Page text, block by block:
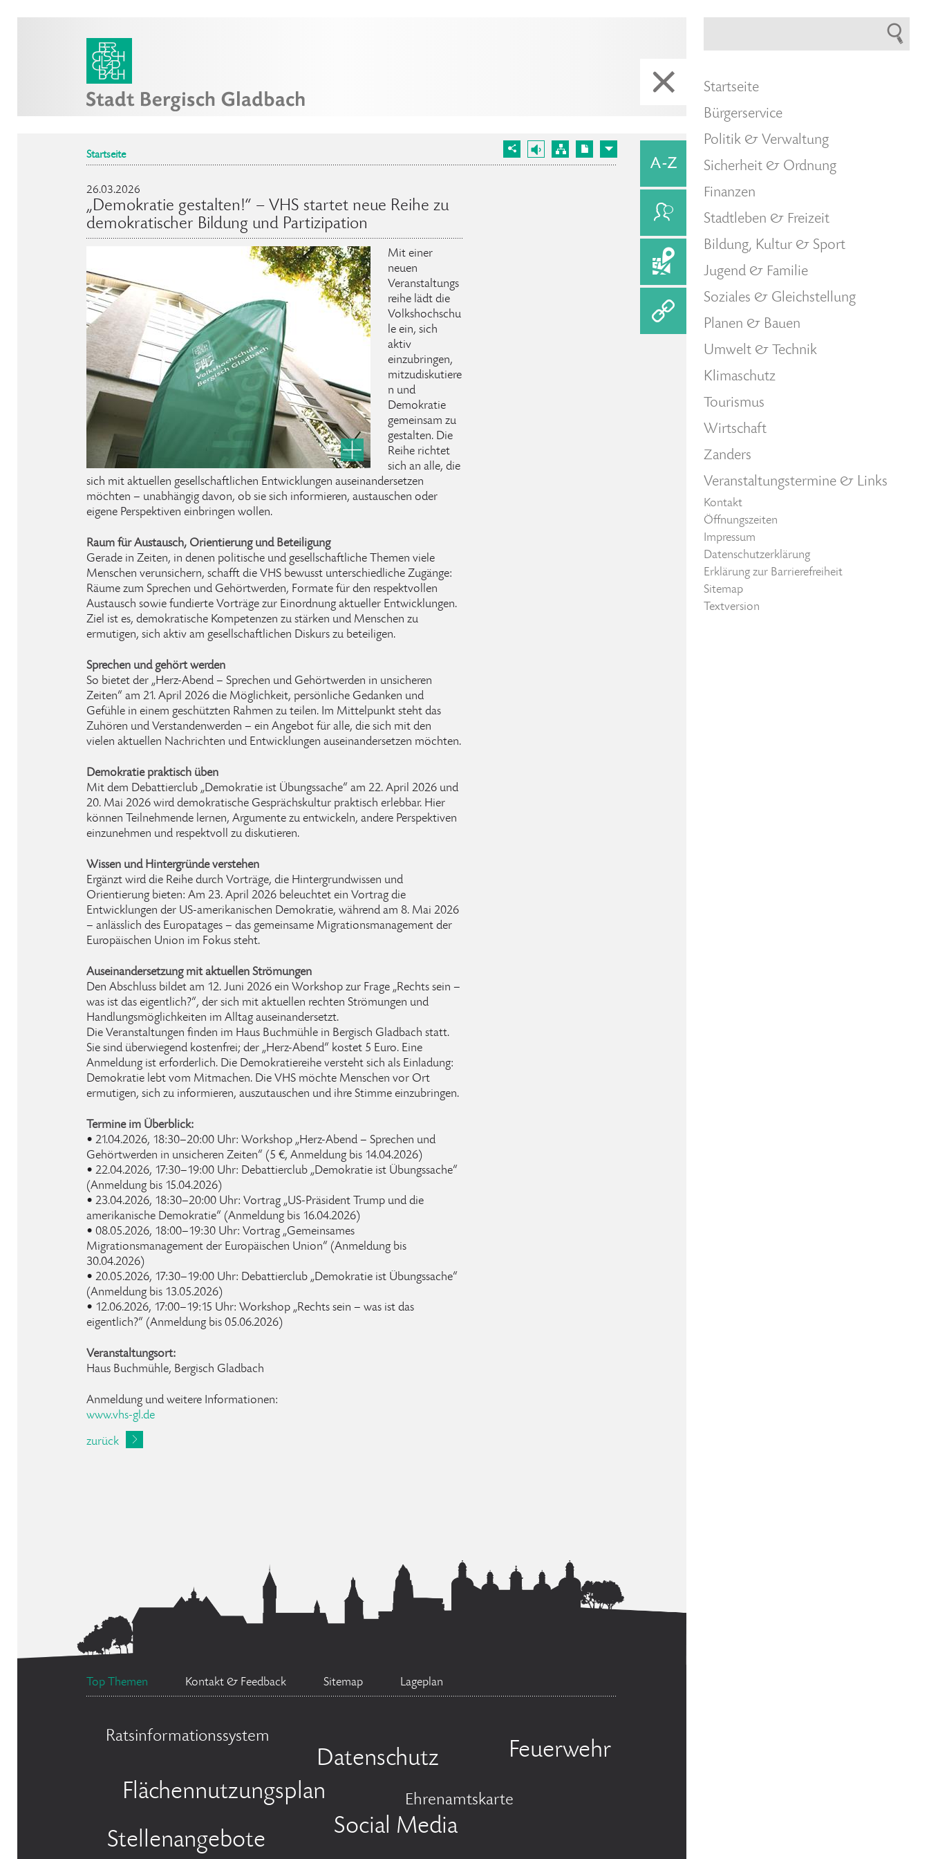
Startseite
26.03.2026
„Demokratie gestalten!“ – VHS startet neue Reihe zu
demokratischer Bildung und Partizipation
Mit einer
neuen
Veranstaltungs
reihe lädt die
Volkshochschu
le ein, sich
aktiv
einzubringen,
mitzudiskutiere
n und
Demokratie
gemeinsam zu
gestalten. Die
Reihe richtet
sich an alle, die
sich mit aktuellen gesellschaftlichen Entwicklungen auseinandersetzen
möchten – unabhängig davon, ob sie sich informieren, austauschen oder
eigene Perspektiven einbringen wollen.
Raum für Austausch, Orientierung und Beteiligung
Gerade in Zeiten, in denen politische und gesellschaftliche Themen viele
Menschen verunsichern, schafft die VHS bewusst unterschiedliche Zugänge:
Räume zum Sprechen und Gehörtwerden, Formate für den respektvollen
Austausch sowie fundierte Vorträge zur Einordnung aktueller Entwicklungen.
Ziel ist es, demokratische Kompetenzen zu stärken und Menschen zu
ermutigen, sich aktiv am gesellschaftlichen Diskurs zu beteiligen.
Sprechen und gehört werden
So bietet der „Herz-Abend – Sprechen und Gehörtwerden in unsicheren
Zeiten“ am 21. April 2026 die Möglichkeit, persönliche Gedanken und
Gefühle in einem geschützten Rahmen zu teilen. Im Mittelpunkt steht das
Zuhören und Verstandenwerden – ein Angebot für alle, die sich mit den
vielen aktuellen Nachrichten und Entwicklungen auseinandersetzen möchten.
Demokratie praktisch üben
Mit dem Debattierclub „Demokratie ist Übungssache“ am 22. April 2026 und
20. Mai 2026 wird demokratische Gesprächskultur praktisch erlebbar. Hier
können Teilnehmende lernen, Argumente zu entwickeln, andere Perspektiven
einzunehmen und respektvoll zu diskutieren.
Wissen und Hintergründe verstehen
Ergänzt wird die Reihe durch Vorträge, die Hintergrundwissen und
Orientierung bieten: Am 23. April 2026 beleuchtet ein Vortrag die
Entwicklungen der US-amerikanischen Demokratie, während am 8. Mai 2026
– anlässlich des Europatages – das gemeinsame Migrationsmanagement der
Europäischen Union im Fokus steht.
Auseinandersetzung mit aktuellen Strömungen
Den Abschluss bildet am 12. Juni 2026 ein Workshop zur Frage „Rechts sein –
was ist das eigentlich?“, der sich mit aktuellen rechten Strömungen und
Handlungsmöglichkeiten im Alltag auseinandersetzt.
Die Veranstaltungen finden im Haus Buchmühle in Bergisch Gladbach statt.
Sie sind überwiegend kostenfrei; der „Herz-Abend“ kostet 5 Euro. Eine
Anmeldung ist erforderlich. Die Demokratiereihe versteht sich als Einladung:
Demokratie lebt vom Mitmachen. Die VHS möchte Menschen vor Ort
ermutigen, sich zu informieren, auszutauschen und ihre Stimme einzubringen.
Termine im Überblick:
• 21.04.2026, 18:30–20:00 Uhr: Workshop „Herz-Abend – Sprechen und
Gehörtwerden in unsicheren Zeiten“ (5 €, Anmeldung bis 14.04.2026)
• 22.04.2026, 17:30–19:00 Uhr: Debattierclub „Demokratie ist Übungssache“
(Anmeldung bis 15.04.2026)
• 23.04.2026, 18:30–20:00 Uhr: Vortrag „US-Präsident Trump und die
amerikanische Demokratie“ (Anmeldung bis 16.04.2026)
• 08.05.2026, 18:00–19:30 Uhr: Vortrag „Gemeinsames
Migrationsmanagement der Europäischen Union“ (Anmeldung bis
30.04.2026)
• 20.05.2026, 17:30–19:00 Uhr: Debattierclub „Demokratie ist Übungssache“
(Anmeldung bis 13.05.2026)
• 12.06.2026, 17:00–19:15 Uhr: Workshop „Rechts sein – was ist das
eigentlich?“ (Anmeldung bis 05.06.2026)
Veranstaltungsort:
Haus Buchmühle, Bergisch Gladbach
Anmeldung und weitere Informationen:
www.vhs-gl.de
zurück
Top Themen Kontakt & Feedback Sitemap Lageplan
Ratsinformationssystem
Datenschutz
Feuerwehr
Flächennutzungsplan
Ehrenamtskarte
Stellenangebote
Social Media
Startseite
Bürgerservice
Politik & Verwaltung
Sicherheit & Ordnung
Finanzen
Stadtleben & Freizeit
Bildung, Kultur & Sport
Jugend & Familie
Soziales & Gleichstellung
Planen & Bauen
Umwelt & Technik
Klimaschutz
Tourismus
Wirtschaft
Zanders
Veranstaltungstermine & Links
Kontakt
Öffnungszeiten
Impressum
Datenschutzerklärung
Erklärung zur Barrierefreiheit
Sitemap
Textversion